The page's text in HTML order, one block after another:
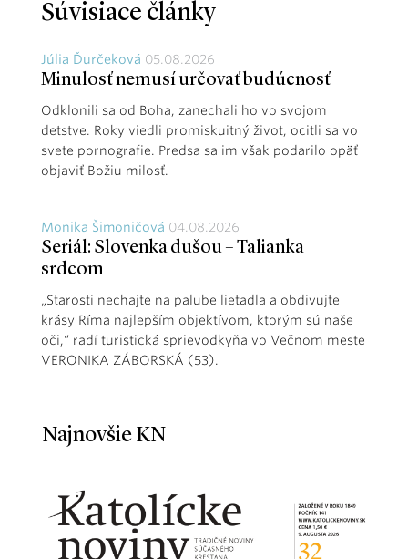
Súvisiace články
Júlia Ďurčeková 05.08.2026
Minulosť nemusí určovať budúcnosť
Odklonili sa od Boha, zanechali ho vo svojom
detstve. Roky viedli promiskuitný život, ocitli sa vo
svete pornografie. Predsa sa im však podarilo opäť
objaviť Božiu milosť.
Monika Šimoničová 04.08.2026
Seriál: Slovenka dušou – Talianka
srdcom
„Starosti nechajte na palube lietadla a obdivujte
krásy Ríma najlepším objektívom, ktorým sú naše
oči,“ radí turistická sprievodkyňa vo Večnom meste
VERONIKA ZÁBORSKÁ (53).
Najnovšie KN